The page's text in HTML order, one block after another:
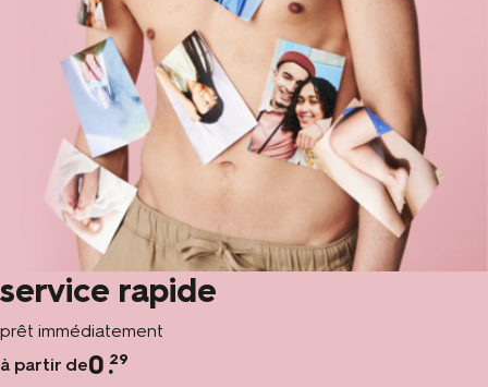
service rapide
prêt immédiatement
à partir de0.29